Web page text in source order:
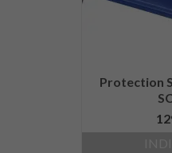
Protection